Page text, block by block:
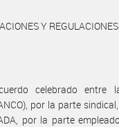
Y
celebrado entre
por la parte
por la parte